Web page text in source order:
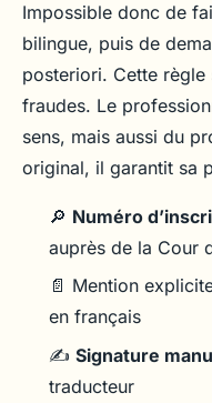
Impossible donc de
bilingue, puis de
posteriori. Cette
fraudes. Le
sens, mais aussi du
original, il garantit sa
🔎 Numéro
auprès de la Cour
📄 Mention
en français
✍️ Signature
traducteur